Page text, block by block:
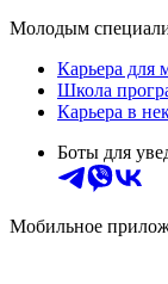
Молодым
Карьера для
Школа
Карьера в
Боты для
Мобильное